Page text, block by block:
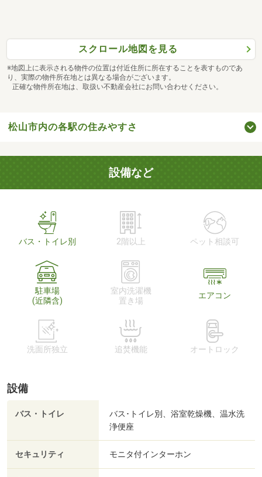
スクロール地図を見る
※地図上に表示される物件の位置は付近住所に所在することを表すものであ
り、実際の物件所在地とは異なる場合がございます。
正確な物件所在地は、取扱い不動産会社にお問い合わせください。
松山市内の各駅の住みやすさ
設備など
バス・トイレ別 2階以上 ペット相談可
駐車場
(近隣含)
室内洗濯機
置き場
エアコン
洗面所独立 追焚機能 オートロック
設備
バス・トイレ
バス･トイレ別、浴室乾燥機、温水洗
浄便座
セキュリティ モニタ付インターホン